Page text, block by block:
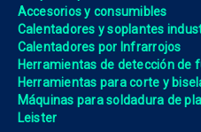
Accesorios y consumibles
Calentadores y soplantes
Calentadores por Infrarrojos
Herramientas de detección de
Herramientas para corte y
Máquinas para soldadura de
Leister